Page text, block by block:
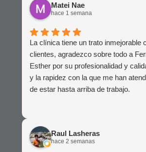
Matei Nae
hace 1 semana
La clínica tiene un trato inmejorable
clientes, agradezco sobre todo a
Esther por su profesionalidad y
y la rapidez con la que me han
de estar hasta arriba de trabajo.
Raul Lasheras
hace 2 semanas